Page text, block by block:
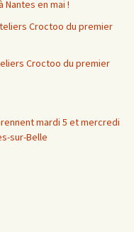
Nantes en mai !
Croctoo du premier
Croctoo du premier
mardi 5 et mercredi
sur-Belle